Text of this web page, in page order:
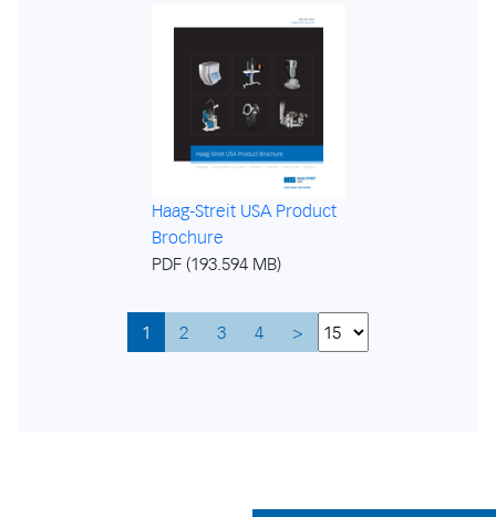
Haag-Streit USA Product
Brochure
PDF (193.594 MB)
1 2 3 4 >